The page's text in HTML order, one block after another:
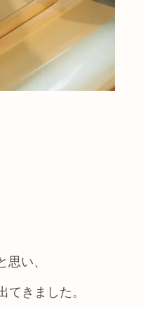
い、
てきました。